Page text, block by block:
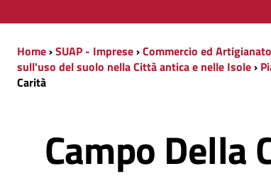
Home›SUAP - Imprese›Commercio ed Artigianato
sull'uso del suolo nella Città antica e nelle Isole›
Carità
Campo Della